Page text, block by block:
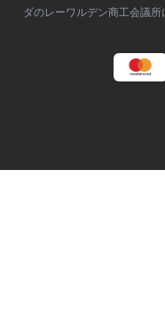
ダのレーワルデン商工会議